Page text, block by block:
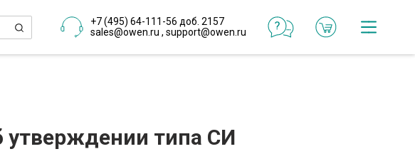
+7 (495) 64-111-56 доб. 2157
sales@owen.ru , support@owen.ru
утверждении типа СИ